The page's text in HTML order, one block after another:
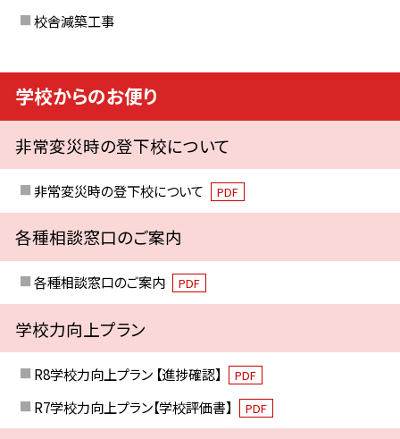
校舎減築工事
学校からのお便り
非常変災時の登下校について
非常変災時の登下校について PDF
各種相談窓口のご案内
各種相談窓口のご案内 PDF
学校力向上プラン
R8学校力向上プラン 【進捗確認】 PDF
R7学校力向上プラン【学校評価書】 PDF